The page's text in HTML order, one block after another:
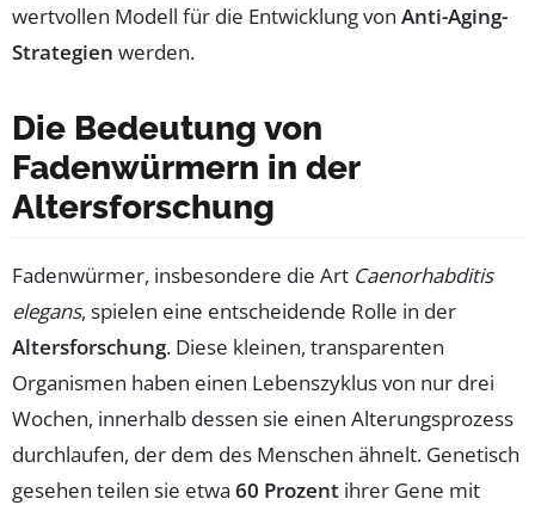
wertvollen Modell für die Entwicklung von Anti-Aging-
Strategien werden.
Die Bedeutung von
Fadenwürmern in der
Altersforschung
Fadenwürmer, insbesondere die Art Caenorhabditis
elegans, spielen eine entscheidende Rolle in der
Altersforschung. Diese kleinen, transparenten
Organismen haben einen Lebenszyklus von nur drei
Wochen, innerhalb dessen sie einen Alterungsprozess
durchlaufen, der dem des Menschen ähnelt. Genetisch
gesehen teilen sie etwa 60 Prozent ihrer Gene mit